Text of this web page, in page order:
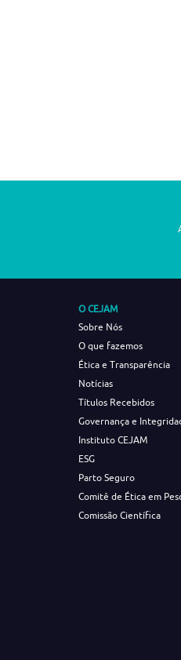
O CEJAM
Sobre Nós
O que fazemos
Ética e Transparência
Notícias
Títulos Recebidos
Governança e
Instituto CEJAM
ESG
Parto Seguro
Comitê de Ética em
Comissão Científica